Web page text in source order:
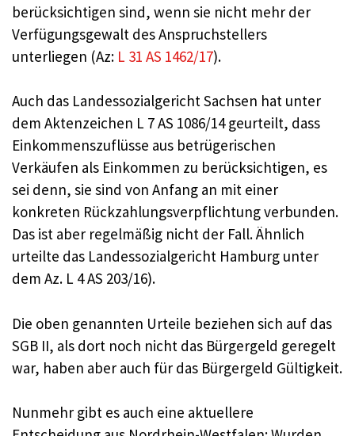
berücksichtigen sind, wenn sie nicht mehr der
Verfügungsgewalt des Anspruchstellers
unterliegen (Az: L 31 AS 1462/17).
Auch das Landessozialgericht Sachsen hat unter
dem Aktenzeichen L 7 AS 1086/14 geurteilt, dass
Einkommenszuflüsse aus betrügerischen
Verkäufen als Einkommen zu berücksichtigen, es
sei denn, sie sind von Anfang an mit einer
konkreten Rückzahlungsverpflichtung verbunden.
Das ist aber regelmäßig nicht der Fall. Ähnlich
urteilte das Landessozialgericht Hamburg unter
dem Az. L 4 AS 203/16).
Die oben genannten Urteile beziehen sich auf das
SGB II, als dort noch nicht das Bürgergeld geregelt
war, haben aber auch für das Bürgergeld Gültigkeit.
Nunmehr gibt es auch eine aktuellere